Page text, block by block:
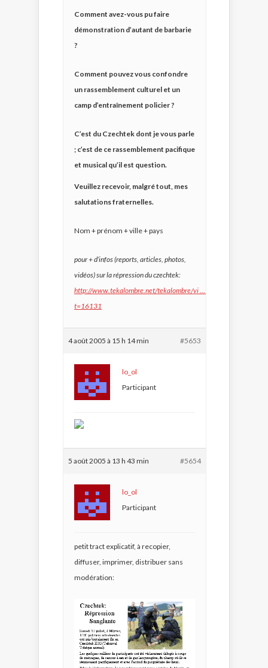
Comment avez-vous pu faire
démonstration d’autant de barbarie
?
Comment pouvez vous confondre
un rassemblement culturel et un
camp d’entraînement policier ?
C’est du Czechtek dont je vous parle
; c’est de ce rassemblement pacifique
et musical qu’il est question.
Veuillez recevoir, malgré tout, mes
salutations fraternelles.
Nom + prénom + ville + pays
pour + d’infos (reports, articles, photos,
vidéos) sur la répression du czechtek:
http://www.tekalombre.net/tekalombre/vi … hp?
t=16131
4 août 2005 à 15 h 14 min #5653
lo_ol
Participant
5 août 2005 à 13 h 43 min #5654
lo_ol
Participant
petit tract explicatif, à recopier,
diffuser, imprimer, distribuer sans
modération: